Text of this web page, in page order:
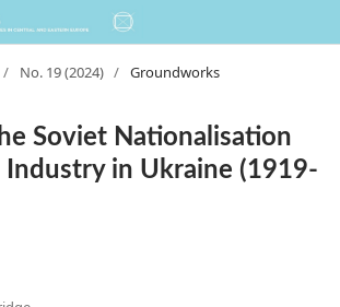
/ No. 19 (2024) / Groundworks
Soviet Nationalisation
in Ukraine (1919-